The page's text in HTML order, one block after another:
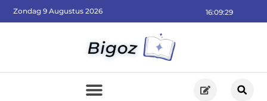
16:09:31
Zondag 9 Augustus 2026